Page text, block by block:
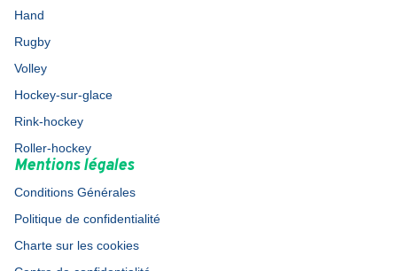
Hand
Rugby
Volley
Hockey-sur-glace
Rink-hockey
Roller-hockey
Mentions légales
Conditions Générales
Politique de confidentialité
Charte sur les cookies